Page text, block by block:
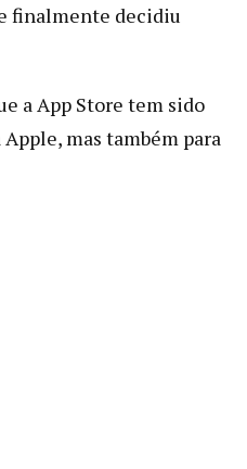
finalmente decidiu
a App Store tem sido
Apple, mas também para